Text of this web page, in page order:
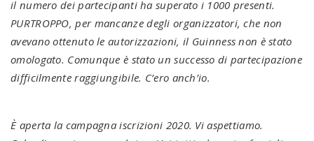
il numero dei partecipanti ha superato i 1000 presenti.
PURTROPPO, per mancanze degli organizzatori, che non
avevano ottenuto le autorizzazioni, il Guinness non è stato
omologato. Comunque è stato un successo di partecipazione
difficilmente raggiungibile. C’ero anch’io.
È aperta la campagna iscrizioni 2020. Vi aspettiamo.